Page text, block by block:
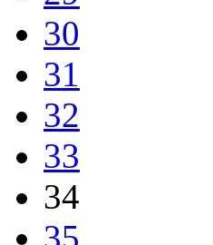
30
31
32
33
34